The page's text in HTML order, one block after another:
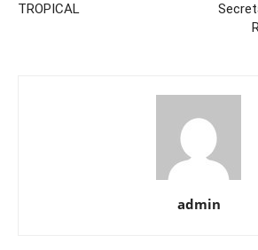
TROPICAL
admin